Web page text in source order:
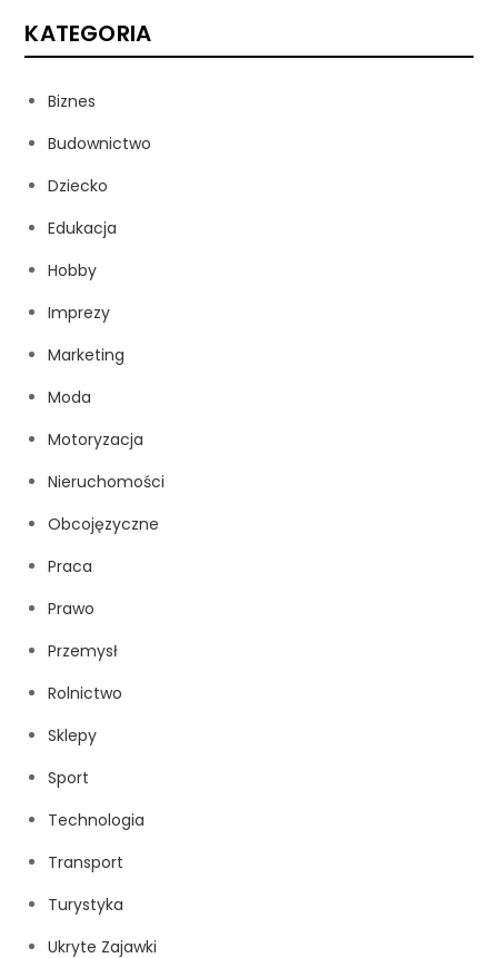
KATEGORIA
Biznes
Budownictwo
Dziecko
Edukacja
Hobby
Imprezy
Marketing
Moda
Motoryzacja
Nieruchomości
Obcojęzyczne
Praca
Prawo
Przemysł
Rolnictwo
Sklepy
Sport
Technologia
Transport
Turystyka
Ukryte Zajawki